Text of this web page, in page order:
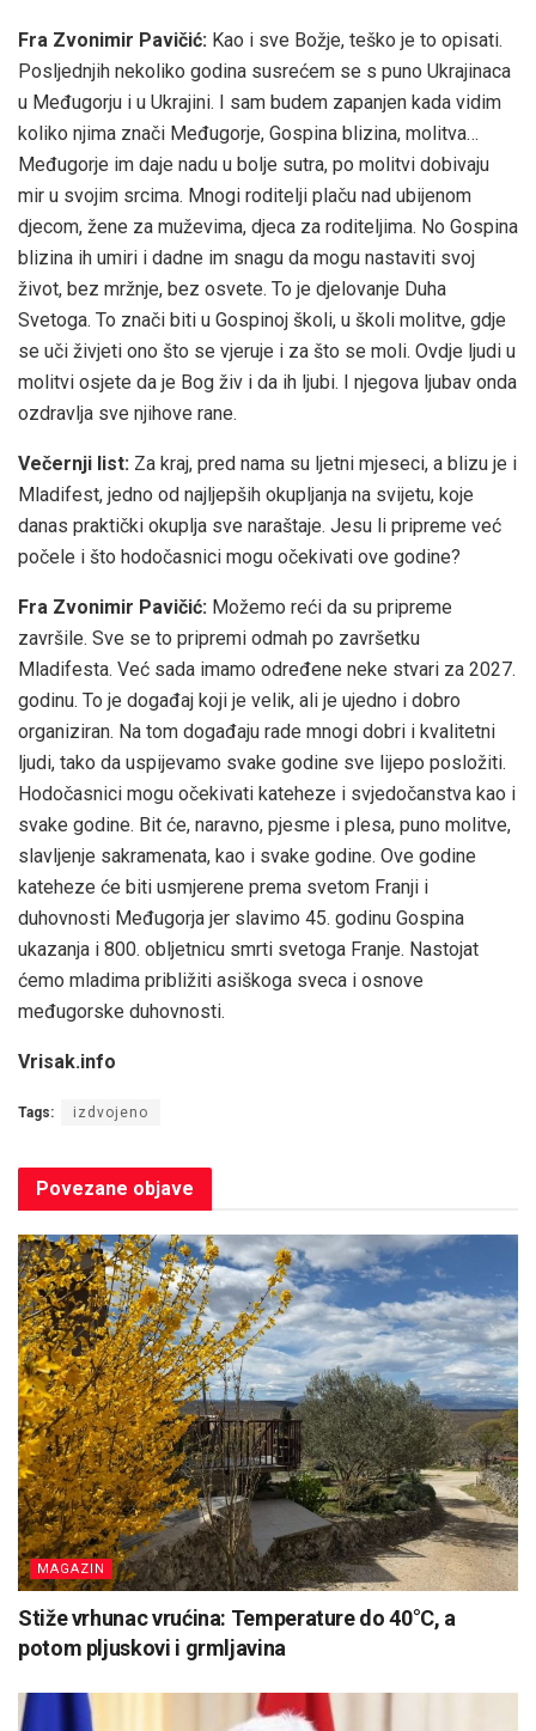
Fra Zvonimir Pavičić: Kao i sve Božje, teško je to opisati.
Posljednjih nekoliko godina susrećem se s puno Ukrajinaca
u Međugorju i u Ukrajini. I sam budem zapanjen kada vidim
koliko njima znači Međugorje, Gospina blizina, molitva…
Međugorje im daje nadu u bolje sutra, po molitvi dobivaju
mir u svojim srcima. Mnogi roditelji plaču nad ubijenom
djecom, žene za muževima, djeca za roditeljima. No Gospina
blizina ih umiri i dadne im snagu da mogu nastaviti svoj
život, bez mržnje, bez osvete. To je djelovanje Duha
Svetoga. To znači biti u Gospinoj školi, u školi molitve, gdje
se uči živjeti ono što se vjeruje i za što se moli. Ovdje ljudi u
molitvi osjete da je Bog živ i da ih ljubi. I njegova ljubav onda
ozdravlja sve njihove rane.
Večernji list: Za kraj, pred nama su ljetni mjeseci, a blizu je i
Mladifest, jedno od najljepših okupljanja na svijetu, koje
danas praktički okuplja sve naraštaje. Jesu li pripreme već
počele i što hodočasnici mogu očekivati ove godine?
Fra Zvonimir Pavičić: Možemo reći da su pripreme
završile. Sve se to pripremi odmah po završetku
Mladifesta. Već sada imamo određene neke stvari za 2027.
godinu. To je događaj koji je velik, ali je ujedno i dobro
organiziran. Na tom događaju rade mnogi dobri i kvalitetni
ljudi, tako da uspijevamo svake godine sve lijepo posložiti.
Hodočasnici mogu očekivati kateheze i svjedočanstva kao i
svake godine. Bit će, naravno, pjesme i plesa, puno molitve,
slavljenje sakramenata, kao i svake godine. Ove godine
kateheze će biti usmjerene prema svetom Franji i
duhovnosti Međugorja jer slavimo 45. godinu Gospina
ukazanja i 800. obljetnicu smrti svetoga Franje. Nastojat
ćemo mladima približiti asiškoga sveca i osnove
međugorske duhovnosti.
Vrisak.info
Tags: izdvojeno
Povezane objave
MAGAZIN
Stiže vrhunac vrućina: Temperature do 40°C, a
potom pljuskovi i grmljavina